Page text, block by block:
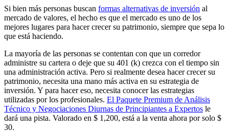
Si bien más personas buscan formas alternativas de inversión al
mercado de valores, el hecho es que el mercado es uno de los
mejores lugares para hacer crecer su patrimonio, siempre que sepa lo
que está haciendo.
La mayoría de las personas se contentan con que un corredor
administre su cartera o deje que su 401 (k) crezca con el tiempo sin
una administración activa. Pero si realmente desea hacer crecer su
patrimonio, necesita una mano más activa en su estrategia de
inversión. Y para hacer eso, necesita conocer las estrategias
utilizadas por los profesionales. El Paquete Premium de Análisis
Técnico y Negociaciones Diurnas de Principiantes a Expertos le
dará una pista. Valorado en $ 1,200, está a la venta ahora por solo $
30.